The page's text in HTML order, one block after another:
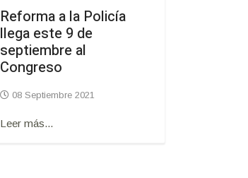
Reforma a la Policía
llega este 9 de
septiembre al
Congreso
08 Septiembre 2021
Leer más...